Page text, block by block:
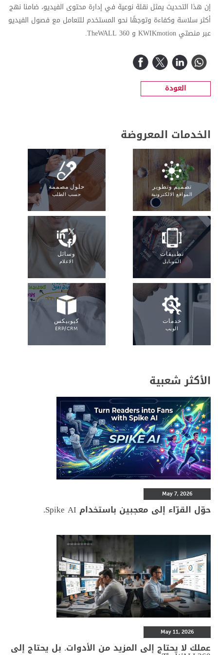
إن هذا التحديث يمثل نقلة نوعية في إدارة محتوى الفيديو، ضامنا نهج
أكثر سلاسة وكفاءة وتوجهًا نحو المستخدم للتعامل مع فصول الفيديو
عبر منصتي KWIKmotion و TheWALL 360
.
العودة
الخدمات المعروضة
تصميم وتطوير
المواقع الالكترونية
حلول مصممة
حسب الطلب
تطبيقات
الموبايل
وسائل
الاعلام
خدمات
الويب
كيوبيكس
ERP/CRM
الأكثر شعبية
May 7, 2026
حوّل القرّاء إلى معجبين باستخدام Spike AI.
May 11, 2026
عملك لا يحتاج إلى المزيد من الأدوات. بل يحتاج إلى